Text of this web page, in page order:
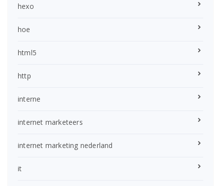
hexo
hoe
html5
http
interne
internet marketeers
internet marketing nederland
it